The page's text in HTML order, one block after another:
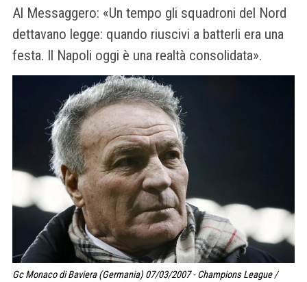
Al Messaggero: «Un tempo gli squadroni del Nord
dettavano legge: quando riuscivi a batterli era una
festa. Il Napoli oggi è una realtà consolidata».
Gc Monaco di Baviera (Germania) 07/03/2007 - Champions League /